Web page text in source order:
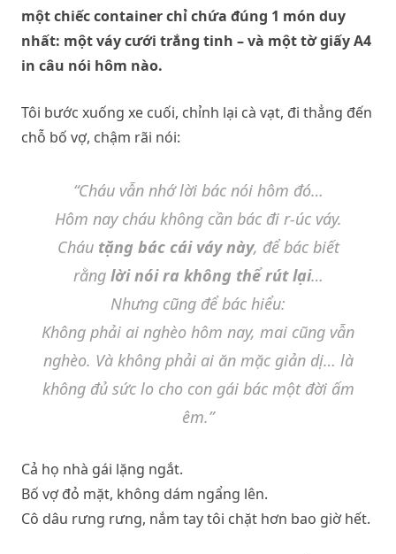
một chiếc container chỉ chứa đúng 1 món duy
nhất: một váy cưới trắng tinh – và một tờ giấy A4
in câu nói hôm nào.
Tôi bước xuống xe cuối, chỉnh lại cà vạt, đi thẳng đến
chỗ bố vợ, chậm rãi nói:
“Cháu vẫn nhớ lời bác nói hôm đó…
Hôm nay cháu không cần bác đi r-úc váy.
Cháu tặng bác cái váy này, để bác biết
rằng lời nói ra không thể rút lại…
Nhưng cũng để bác hiểu:
Không phải ai nghèo hôm nay, mai cũng vẫn
nghèo. Và không phải ai ăn mặc giản dị… là
không đủ sức lo cho con gái bác một đời ấm
êm.”
Cả họ nhà gái lặng ngắt.
Bố vợ đỏ mặt, không dám ngẩng lên.
Cô dâu rưng rưng, nắm tay tôi chặt hơn bao giờ hết.